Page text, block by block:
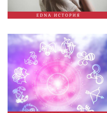
EDNA ИСТОРИЯ